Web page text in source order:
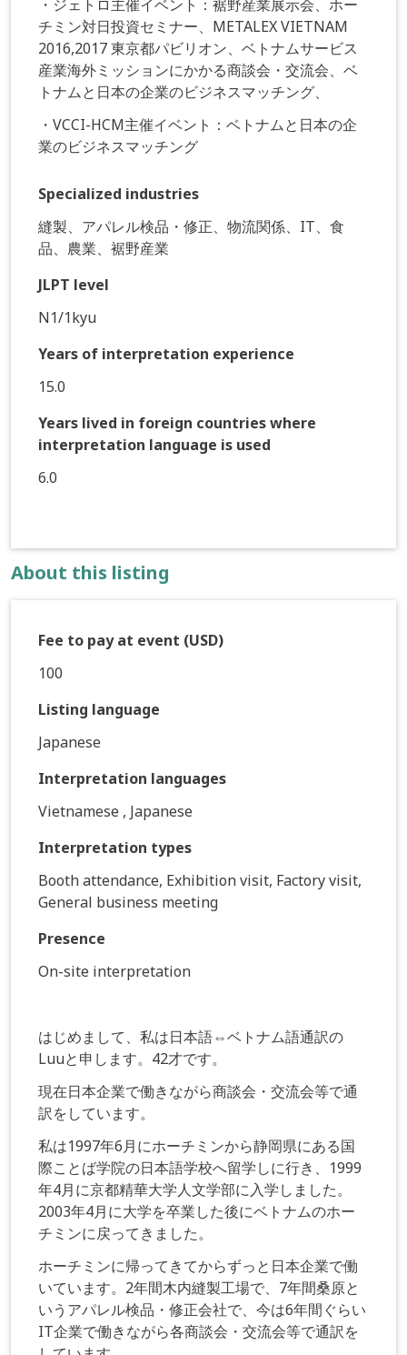
・ジェトロ主催イベント：裾野産業展示会、ホー
チミン対日投資セミナー、METALEX VIETNAM
2016,2017 東京都パビリオン、ベトナムサービス
産業海外ミッションにかかる商談会・交流会、ベ
トナムと日本の企業のビジネスマッチング、
・VCCI-HCM主催イベント：ベトナムと日本の企
業のビジネスマッチング
Specialized industries
縫製、アパレル検品・修正、物流関係、IT、食
品、農業、裾野産業
JLPT level
N1/1kyu
Years of interpretation experience
15.0
Years lived in foreign countries where
interpretation language is used
6.0
About this listing
Fee to pay at event (USD)
100
Listing language
Japanese
Interpretation languages
Vietnamese , Japanese
Interpretation types
Booth attendance, Exhibition visit, Factory visit,
General business meeting
Presence
On-site interpretation
はじめまして、私は日本語⇔ベトナム語通訳の
Luuと申します。42才です。
現在日本企業で働きながら商談会・交流会等で通
訳をしています。
私は1997年6月にホーチミンから静岡県にある国
際ことば学院の日本語学校へ留学しに行き、1999
年4月に京都精華大学人文学部に入学しました。
2003年4月に大学を卒業した後にベトナムのホー
チミンに戻ってきました。
ホーチミンに帰ってきてからずっと日本企業で働
いています。2年間木内縫製工場で、7年間桑原と
いうアパレル検品・修正会社で、今は6年間ぐらい
IT企業で働きながら各商談会・交流会等で通訳を